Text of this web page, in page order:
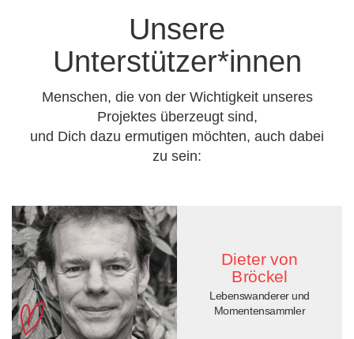
Unsere
Unterstützer*innen
Menschen, die von der Wichtigkeit unseres
Projektes überzeugt sind,
und Dich dazu ermutigen möchten, auch dabei
zu sein:
Dieter von
Bröckel
Lebenswanderer und
Momentensammler